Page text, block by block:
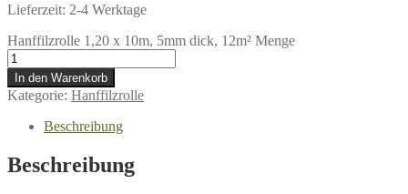
Lieferzeit: 2-4 Werktage
Hanffilzrolle 1,20 x 10m, 5mm dick, 12m² Menge
In den Warenkorb
Kategorie: Hanffilzrolle
Beschreibung
Beschreibung